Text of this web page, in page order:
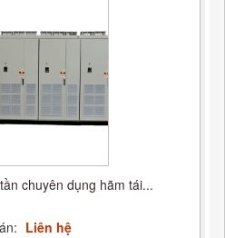
chuyên dụng hãm tái...
Liên hệ